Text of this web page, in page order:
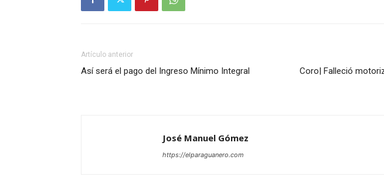
Artículo anterior
Así será el pago del Ingreso Mínimo Integral
Coro| Falleció
José Manuel Gómez
https://elparaguanero.com